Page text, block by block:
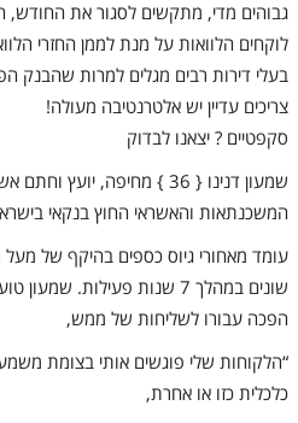
גבוהים מדי, מתקשים לסגור את החודש,
לוקחים הלוואות על מנת לממן החזרי
בעלי דירות רבים מגלים למרות שהבנק
צריכים עדיין יש אלטרנטיבה מעולה!
סקפטיים ? יצאנו לבדוק
שמעון דנינו { 36 } מחיפה,
המשכנתאות והאשראי החוץ בנקאי
שונים במהלך 7 שנות
הפכה עבורו לשליחות של ממש,
“הלקוחות שלי פוגשים אותי בצומת
כלכלית כזו או אחרת,